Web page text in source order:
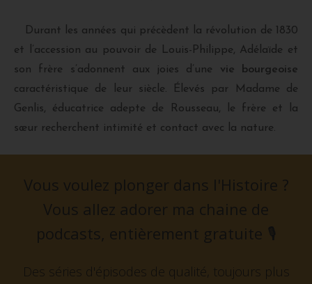
Durant les années qui précèdent la révolution de 1830
et l’accession au pouvoir de Louis-Philippe, Adélaïde et
son frère s’adonnent aux joies d’une vie bourgeoise
caractéristique de leur siècle. Élevés par Madame de
Genlis, éducatrice adepte de Rousseau, le frère et la
sœur recherchent intimité et contact avec la nature.
Vous voulez plonger dans l'Histoire ?
Vous allez adorer ma chaine de
podcasts, entièrement gratuite 🎙️
Des séries d'épisodes de qualité, toujours plus